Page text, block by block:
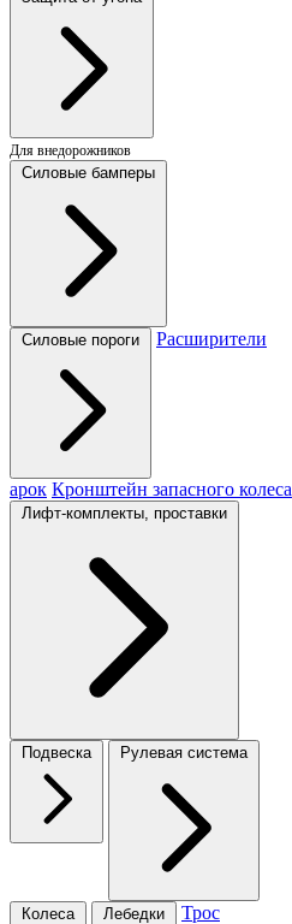
Для внедорожников
Силовые бамперы
Силовые пороги Расширители
арок Кронштейн запасного колеса
Лифт-комплекты, проставки
Подвеска Рулевая система
Колеса Лебедки Трос